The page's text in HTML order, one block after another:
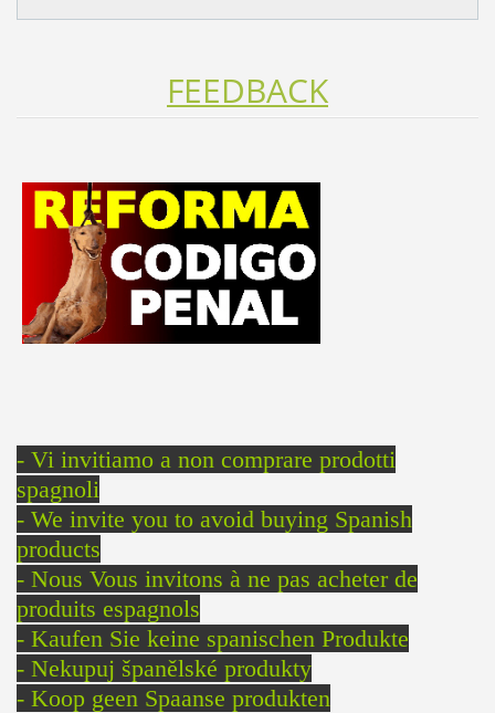
FEEDBACK
- Vi invitiamo a non comprare prodotti
spagnoli
- We invite you to avoid buying Spanish
products
- Nous Vous invitons à ne pas acheter de
produits espagnols
- Kaufen Sie keine spanischen Produkte
- Nekupuj španělské produkty
- Koop geen Spaanse produkten